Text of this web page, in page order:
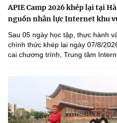
APIE Camp 2026 khép lại tại
nguồn nhân lực Internet khu
Sau 05 ngày học tập, thực hành
chính thức khép lại ngày 07/8/
cai chương trình, Trung tâm